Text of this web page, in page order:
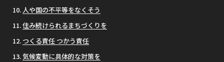
人や国の不平等をなくそう
住み続けられるまちづくりを
つくる責任 つかう責任
気候変動に具体的な対策を